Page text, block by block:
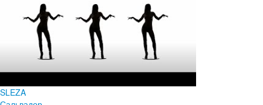
SLEZA